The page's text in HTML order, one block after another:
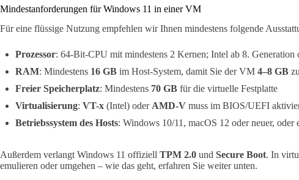
Mindestanforderungen für Windows 11 in einer VM
Für eine flüssige Nutzung empfehlen wir Ihnen mindestens folgende
Prozessor: 64-Bit-CPU mit mindestens 2 Kernen; Intel ab 8.
RAM: Mindestens 16 GB im Host-System, damit Sie der VM 4–8 GB
Freier Speicherplatz: Mindestens 70 GB für die virtuelle Festplatte
Virtualisierung: VT-x (Intel) oder AMD-V muss im BIOS/UEFI
Betriebssystem des Hosts: Windows 10/11, macOS 12 oder neuer,
Außerdem verlangt Windows 11 offiziell TPM 2.0 und Secure Boot. In
emulieren oder umgehen – wie das geht, erfahren Sie weiter unten.